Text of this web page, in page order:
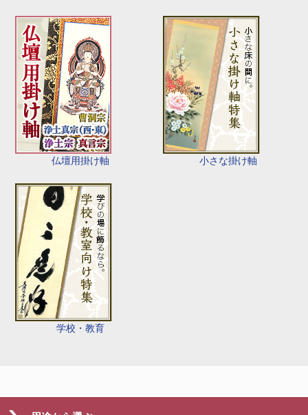
仏壇用掛け軸 小さな掛け軸
学校・教育